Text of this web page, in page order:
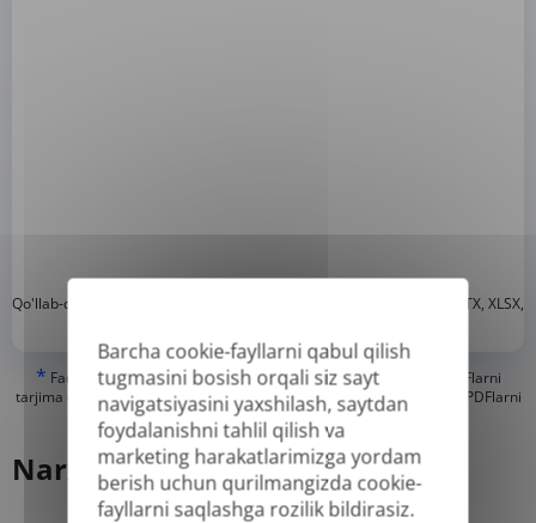
Barcha cookie-fayllarni qabul qilish
tugmasini bosish orqali siz sayt
navigatsiyasini yaxshilash, saytdan
foydalanishni tahlil qilish va
marketing harakatlarimizga yordam
berish uchun qurilmangizda cookie-
fayllarni saqlashga rozilik bildirasiz.
Qo'llab-quvvatlanadigan formatlar: DOC, DOCX, ODT, PDF , CSV, PPTX, XLSX,
* Faqat "haqiqiy" yoki raqamli yaratilgan PDF va qidiriladigan PDFlarni
tarjima qila olishimiz mumkin, lekin "faqat rasm" yoki skanerlangan PDFlarni
tarjima qila olmaymiz.
Narx